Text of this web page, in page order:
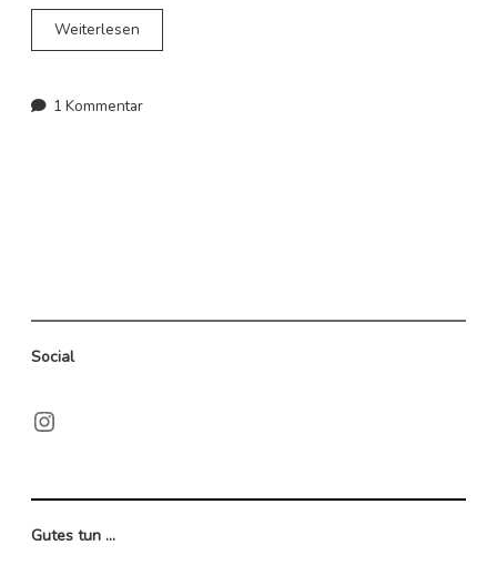
Weiterlesen
Coc
trockene
1 Kommentar
Social
Instagram
Gutes tun ...